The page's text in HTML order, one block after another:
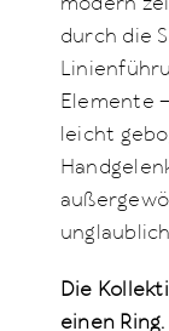
durch die
Elemente
leicht
Die
einen Ring.